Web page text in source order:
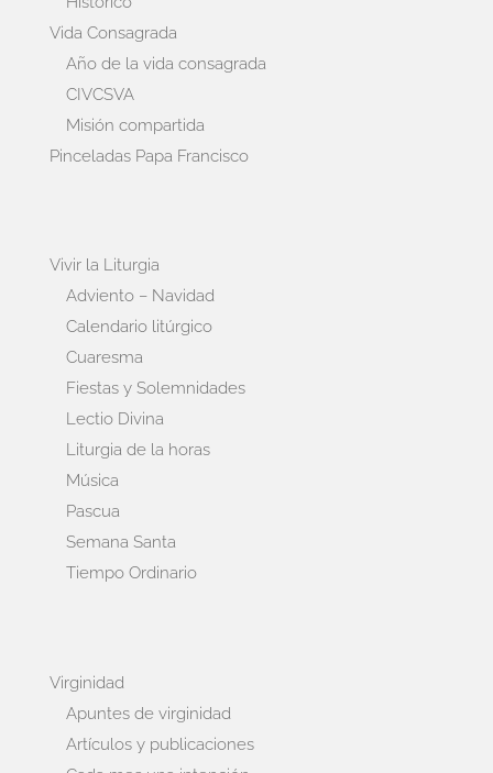
Vida Consagrada
Año de la vida consagrada
CIVCSVA
Misión compartida
Pinceladas Papa Francisco
Vivir la Liturgia
Adviento – Navidad
Calendario litúrgico
Cuaresma
Fiestas y Solemnidades
Lectio Divina
Liturgia de la horas
Música
Pascua
Semana Santa
Tiempo Ordinario
Virginidad
Apuntes de virginidad
Artículos y publicaciones